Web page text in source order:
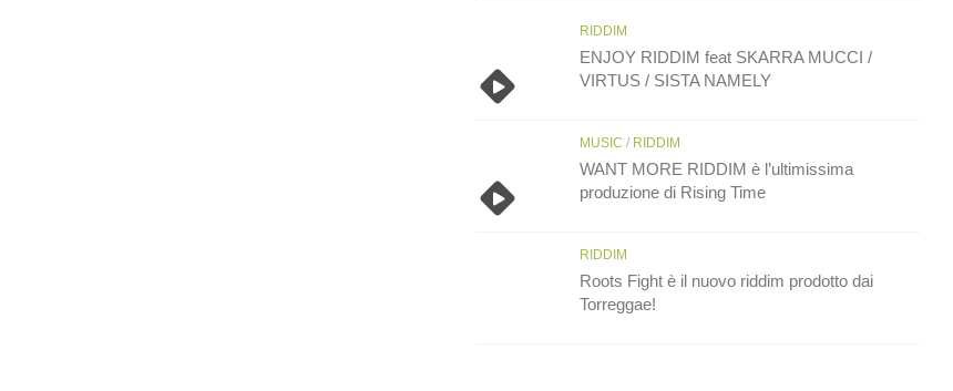
RIDDIM
ENJOY RIDDIM feat SKARRA MUCCI /
VIRTUS / SISTA NAMELY
MUSIC / RIDDIM
WANT MORE RIDDIM è l’ultimissima
produzione di Rising Time
RIDDIM
Roots Fight è il nuovo riddim prodotto dai
Torreggae!